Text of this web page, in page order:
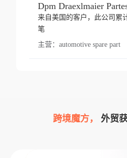
来自美国的客户，此公司累
笔
主营： automotive spare part
跨境魔方， 外贸